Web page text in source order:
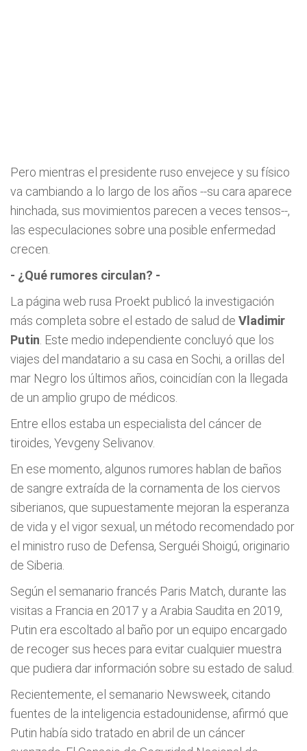
Pero mientras el presidente ruso envejece y su físico
va cambiando a lo largo de los años --su cara aparece
hinchada, sus movimientos parecen a veces tensos--,
las especulaciones sobre una posible enfermedad
crecen.
- ¿Qué rumores circulan? -
La página web rusa Proekt publicó la investigación
más completa sobre el estado de salud de Vladimir
Putin . Este medio independiente concluyó que los
viajes del mandatario a su casa en Sochi, a orillas del
mar Negro los últimos años, coincidían con la llegada
de un amplio grupo de médicos.
Entre ellos estaba un especialista del cáncer de
tiroides, Yevgeny Selivanov.
En ese momento, algunos rumores hablan de baños
de sangre extraída de la cornamenta de los ciervos
siberianos, que supuestamente mejoran la esperanza
de vida y el vigor sexual, un método recomendado por
el ministro ruso de Defensa, Serguéi Shoigú, originario
de Siberia.
Según el semanario francés Paris Match, durante las
visitas a Francia en 2017 y a Arabia Saudita en 2019,
Putin era escoltado al baño por un equipo encargado
de recoger sus heces para evitar cualquier muestra
que pudiera dar información sobre su estado de salud.
Recientemente, el semanario Newsweek, citando
fuentes de la inteligencia estadounidense, afirmó que
Putin había sido tratado en abril de un cáncer